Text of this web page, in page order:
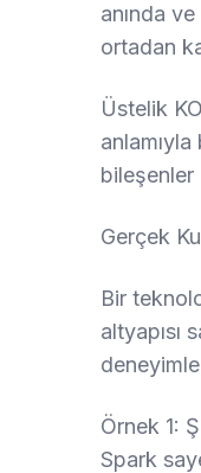
anında
ortadan
Üstelik
bileşenler
Gerçek
Bir
altyapısı
Örnek 1:
Spark